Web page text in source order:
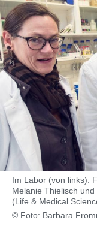
Im Labor (von links):
Melanie Thielisch
(Life & Medical
© Foto: Barbara